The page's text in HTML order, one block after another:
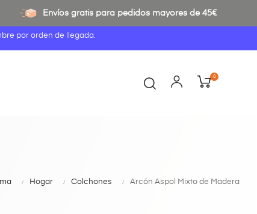
Envíos gratis para pedidos mayores de 45€
por orden de llegada.
0
Hogar Colchones Arcón Aspol Mixto de Madera